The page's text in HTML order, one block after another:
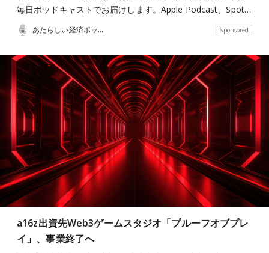
毎日ポッドキャストでお届けします。Apple Podcast、Spot…
あたらしい経済ポッドキャスト Sponsored
a16z出資先Web3ゲームスタジオ「プルーフオブプレ
イ」、事業終了へ